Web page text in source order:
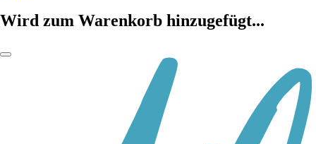
Wird zum Warenkorb hinzugefügt...